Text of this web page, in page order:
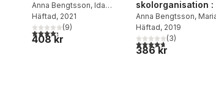
utveckla skolan
Anna Bengtsson, Ida
Necovski
Häftad, 2021
4,3utav 5 stjärnor. Totalt antal röster:
(9)
408 kr
skolorganisation :
praktiken
Anna Bengtsson,
Kempe Olsson
Häftad, 2019
4,7utav 5 stjärnor.
(3)
386 kr